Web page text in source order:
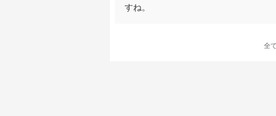
すね。
全